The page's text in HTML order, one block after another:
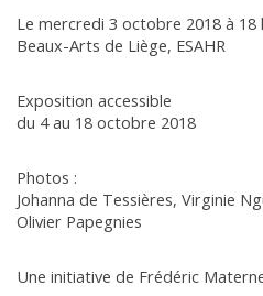
Le mercredi 3 octobre 2018 à 18
Beaux-Arts de Liège, ESAHR
Exposition accessible
du 4 au 18 octobre 2018
Photos :
Johanna de Tessières, Virginie
Olivier Papegnies
Une initiative de Frédéric